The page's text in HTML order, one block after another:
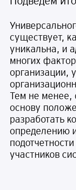
существует,
уникальна, и
многих
организации,
Тем не менее,
основу
разработать
определению
участников